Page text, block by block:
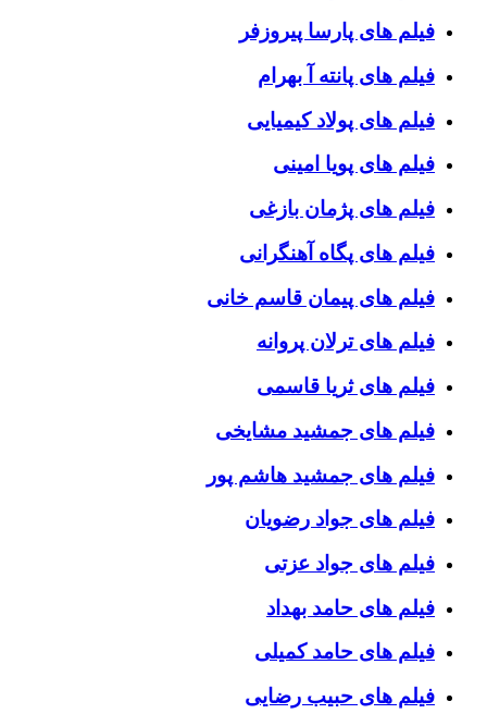
فیلم های پارسا پیروزفر
فیلم های پانته آ بهرام
فیلم های پولاد کیمیایی
فیلم های پویا امینی
فیلم های پژمان بازغی
فیلم های پگاه آهنگرانی
فیلم های پیمان قاسم خانی
فیلم های ترلان پروانه
فیلم های ثریا قاسمی
فیلم های جمشید مشایخی
فیلم های جمشید هاشم پور
فیلم های جواد رضویان
فیلم های جواد عزتی
فیلم های حامد بهداد
فیلم های حامد کمیلی
فیلم های حبیب رضایی